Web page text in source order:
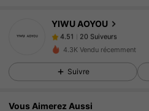
YIWU AOYOU
4.51
20 Suiveurs
p***m a suivi
Il y a 1 jour
4.51 20 Suiveurs
4.3K Vendu récemment
Suivre
Vous Aimerez Aussi